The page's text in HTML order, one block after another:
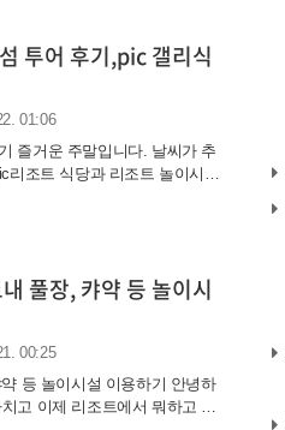
새섬에 대해서 알려드리려고
pic사이판리조트로부터 차로 32
숙소가 pi..
투어 후기,pic 갤리식
01:06
즐거운 주말입니다. 날씨가 추
리조트 식당과 리조트 놀이시설
실분들은 한번씩 보고 가시면
의 보석 사이판마나가하섬에
오니.. 사이판 마나가하섬은 사
각이 들더라구요 왜냐하면 pic
래의 부드러움, 물이 깨끗함! 이
치가 안좋다는게 아니구요..
풀장, 캬약 등 놀이시
00:25
등 놀이시설 이용하기 안녕하
고 이제 리조트에서 뭐하고 노